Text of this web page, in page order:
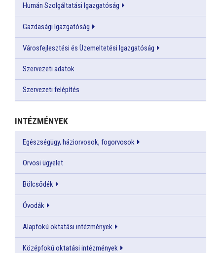
Humán Szolgáltatási Igazgatóság
Gazdasági Igazgatóság
Városfejlesztési és Üzemeltetési Igazgatóság
Szervezeti adatok
Szervezeti felépítés
INTÉZMÉNYEK
Egészségügy, háziorvosok, fogorvosok
Orvosi ügyelet
Bölcsődék
Óvodák
Alapfokú oktatási intézmények
Középfokú oktatási intézmények